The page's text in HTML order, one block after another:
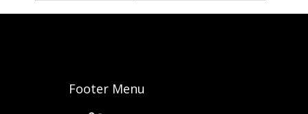
Footer Menu